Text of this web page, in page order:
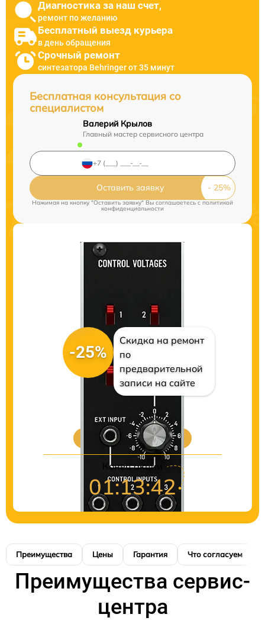
Диагностика за наш счет,
ремонт по желанию
Бесплатный выезд курьера
в день обращения
Срочный ремонт
синтезатора Behringer от 35 минут
Бесплатная консультация со
специалистом
Валерий Крылов
Главный мастер сервисного центра
Оставить заявку
Нажимая на кнопку "Оставить заявку" Вы соглашаетесь cполитикой
конфиденциальности
-25%
Скидка на ремонт
по
предварительной
записи на сайте
Цены на ремонт
Конец акции
01:13:41
Преимущества Цены Гарантия Что согласуем
Преимущества сервис-
центра